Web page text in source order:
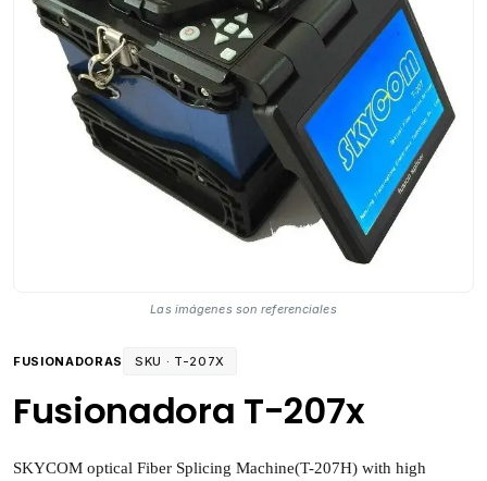
Las imágenes son referenciales
FUSIONADORAS SKU · T-207X
Fusionadora T-207x
SKYCOM optical Fiber Splicing Machine(T-207H) with high